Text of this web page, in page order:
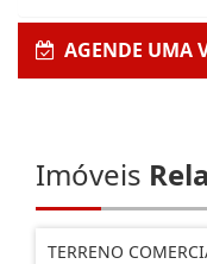
AGENDE UMA
Imóveis
TERRENO